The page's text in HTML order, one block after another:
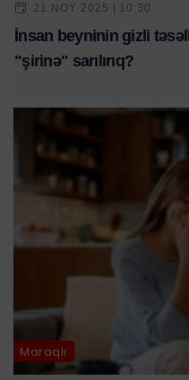
21 NOY 2025 | 10:30
İnsan beyninin gizli
"şirinə" sarılırıq?
Maraqlı